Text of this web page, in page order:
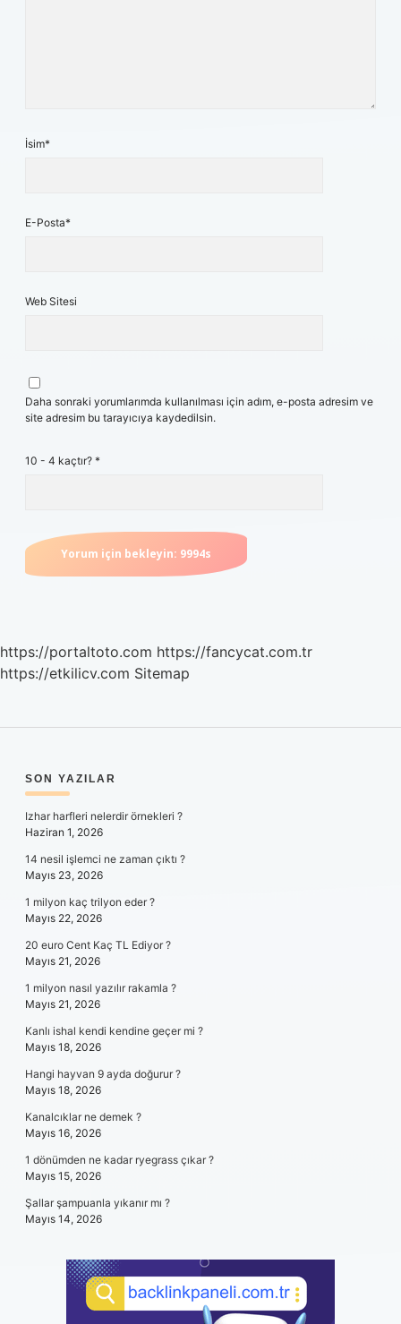
İsim*
E-Posta*
Web Sitesi
Daha sonraki yorumlarımda kullanılması için adım, e-posta adresim ve
site adresim bu tarayıcıya kaydedilsin.
10 - 4 kaçtır? *
https://portaltoto.com https://fancycat.com.tr
https://etkilicv.com Sitemap
SIDEBAR
SON YAZILAR
Izhar harfleri nelerdir örnekleri ?
Haziran 1, 2026
14 nesil işlemci ne zaman çıktı ?
Mayıs 23, 2026
1 milyon kaç trilyon eder ?
Mayıs 22, 2026
20 euro Cent Kaç TL Ediyor ?
Mayıs 21, 2026
1 milyon nasıl yazılır rakamla ?
Mayıs 21, 2026
Kanlı ishal kendi kendine geçer mi ?
Mayıs 18, 2026
Hangi hayvan 9 ayda doğurur ?
Mayıs 18, 2026
Kanalcıklar ne demek ?
Mayıs 16, 2026
1 dönümden ne kadar ryegrass çıkar ?
Mayıs 15, 2026
Şallar şampuanla yıkanır mı ?
Mayıs 14, 2026